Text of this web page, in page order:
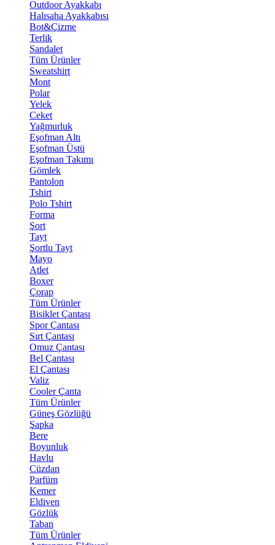
Outdoor Ayakkabı
Halısaha Ayakkabısı
Bot&Çizme
Terlik
Sandalet
Tüm Ürünler
Sweatshirt
Mont
Polar
Yelek
Ceket
Yağmurluk
Eşofman Altı
Eşofman Üstü
Eşofman Takımı
Gömlek
Pantolon
Tshirt
Polo Tshirt
Forma
Şort
Tayt
Şortlu Tayt
Mayo
Atlet
Boxer
Çorap
Tüm Ürünler
Bisiklet Çantası
Spor Çantası
Sırt Çantası
Omuz Çantası
Bel Çantası
El Çantası
Valiz
Cooler Çanta
Tüm Ürünler
Güneş Gözlüğü
Şapka
Bere
Boyunluk
Havlu
Cüzdan
Parfüm
Kemer
Eldiven
Gözlük
Taban
Tüm Ürünler